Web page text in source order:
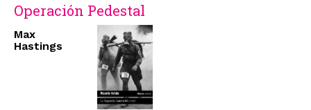
Operación Pedestal
Max
Hastings